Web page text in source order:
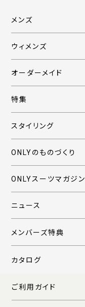
メンズ
ウィメンズ
オーダーメイド
特集
スタイリング
ONLYのものづくり
ONLYスーツマガジン
ニュース
メンバーズ特典
カタログ
ご利用ガイド